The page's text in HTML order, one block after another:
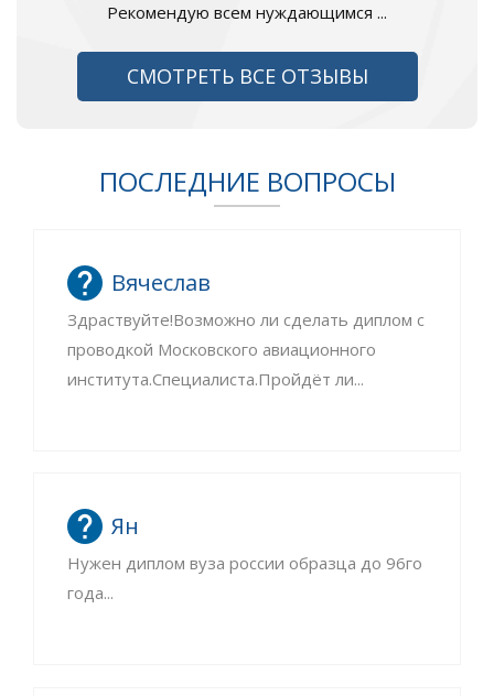
Рекомендую всем нуждающимся ...
СМОТРЕТЬ ВСЕ ОТЗЫВЫ
ПОСЛЕДНИЕ ВОПРОСЫ
Вячеслав
Здраствуйте!Возможно ли сделать диплом с
проводкой Московского авиационного
института.Специалиста.Пройдёт ли...
Ян
Нужен диплом вуза россии образца до 96го
года...